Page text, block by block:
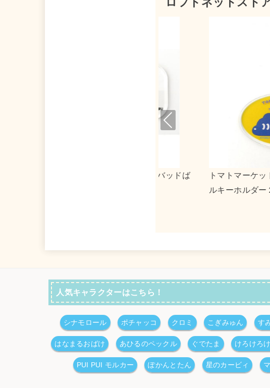
０３１３×リトルツインス
Pre
人気キャラクターはこちら！
シナモロール ポチャッコ クロミ こぎみゅん す
はなまるおばけ あひるのペックル ぐでたま けろけろ
PUI PUI モルカー ぽかんとたん 星のカービィ